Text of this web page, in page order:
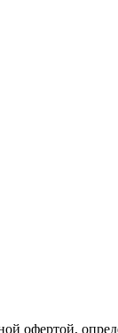
офертой,